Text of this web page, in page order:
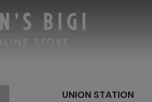
UNION STATION